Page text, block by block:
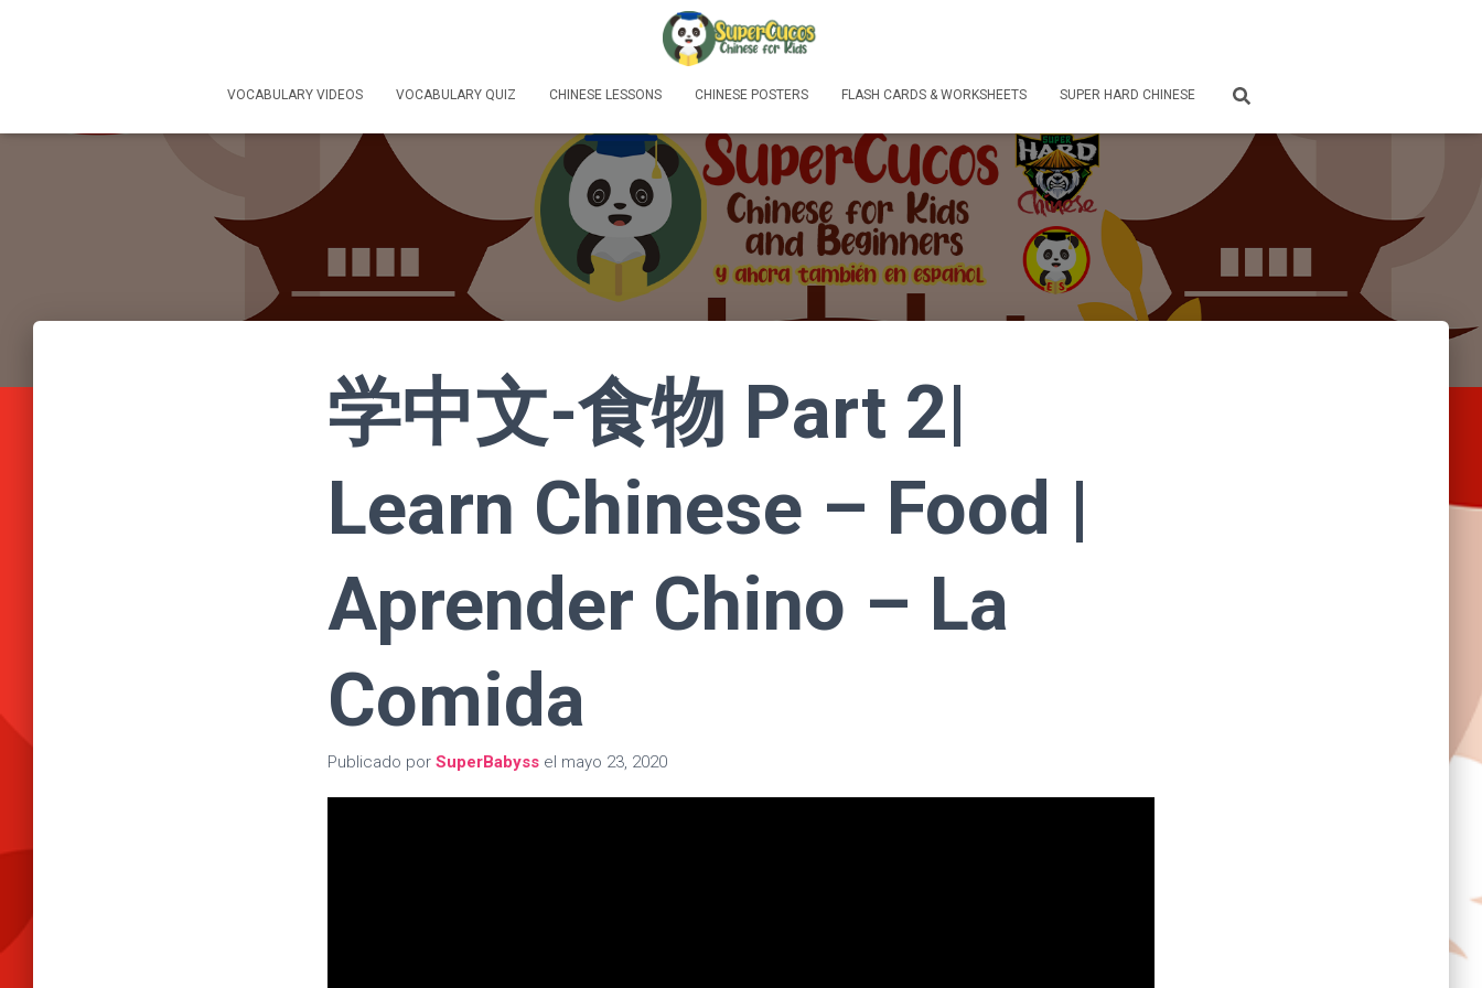
VOCABULARY VIDEOS VOCABULARY QUIZ CHINESE LESSONS CHINESE POSTERS FLASH CARDS & WORKSHEETS SUPER HARD CHINESE
学中文-食物 Part 2|
Learn Chinese – Food |
Aprender Chino – La
Comida
Publicado por SuperBabyss el mayo 23, 2020